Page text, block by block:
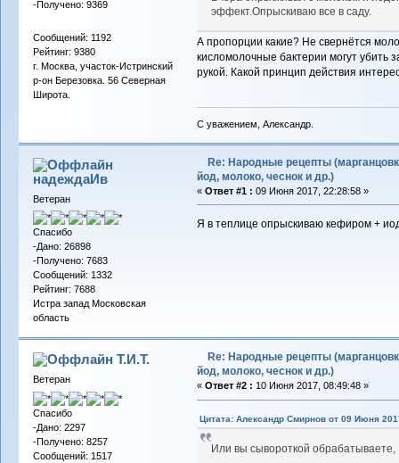
-Получено: 9369
Сообщений: 1192
Рейтинг: 9380
г. Москва, участок-Истринский
р-он Березовка. 56 Северная
Широта.
эффект.Опрыскиваю все в саду.
А пропорции какие? Не свернётся​
кисломолочные бактерии могут убить
рукой. Какой принцип действия
С уважением, Александр.
надеждаИв
Ветеран
Спасибо
-Дано: 26898
-Получено: 7683
Сообщений: 1332
Рейтинг: 7688
Истра запад Московская
область
Re: Народные рецепты
йод, молоко, чеснок и др.)
« Ответ #1 : 09 Июня 2017, 22:28:58 »
Я в теплице опрыскиваю кефиром +
Т.И.Т.
Ветеран
Спасибо
-Дано: 2297
-Получено: 8257
Сообщений: 1517
Re: Народные рецепты
йод, молоко, чеснок и др.)
« Ответ #2 : 10 Июня 2017, 08:49:48 »
Цитата: Александр Смирнов от 09 Июня
Или вы сывороткой обрабатываете,